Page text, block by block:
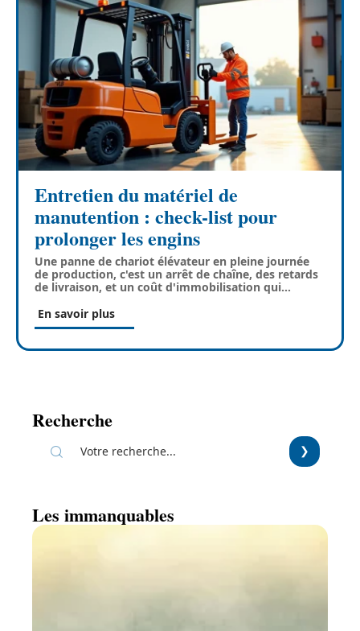
Entretien du matériel de
manutention : check-list pour
prolonger les engins
Une panne de chariot élévateur en pleine journée
de production, c'est un arrêt de chaîne, des retards
de livraison, et un coût d'immobilisation qui…
En savoir plus
Recherche
Les immanquables